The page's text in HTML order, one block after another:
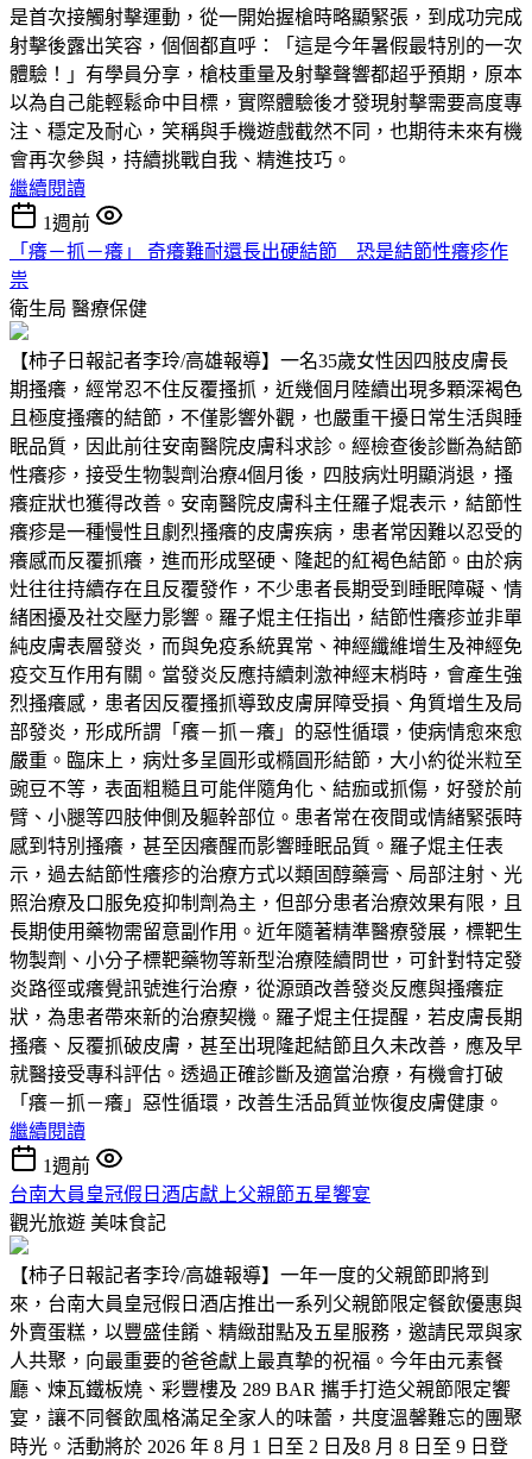
是首次接觸射擊運動，從一開始握槍時略顯緊張，到成功完成
射擊後露出笑容，個個都直呼：「這是今年暑假最特別的一次
體驗！」有學員分享，槍枝重量及射擊聲響都超乎預期，原本
以為自己能輕鬆命中目標，實際體驗後才發現射擊需要高度專
注、穩定及耐心，笑稱與手機遊戲截然不同，也期待未來有機
會再次參與，持續挑戰自我、精進技巧。
繼續閱讀
1週前
「癢－抓－癢」 奇癢難耐還長出硬結節 恐是結節性癢疹作
祟
衛生局 醫療保健
【柿子日報記者李玲/高雄報導】一名35歲女性因四肢皮膚長
期搔癢，經常忍不住反覆搔抓，近幾個月陸續出現多顆深褐色
且極度搔癢的結節，不僅影響外觀，也嚴重干擾日常生活與睡
眠品質，因此前往安南醫院皮膚科求診。經檢查後診斷為結節
性癢疹，接受生物製劑治療4個月後，四肢病灶明顯消退，搔
癢症狀也獲得改善。安南醫院皮膚科主任羅子焜表示，結節性
癢疹是一種慢性且劇烈搔癢的皮膚疾病，患者常因難以忍受的
癢感而反覆抓癢，進而形成堅硬、隆起的紅褐色結節。由於病
灶往往持續存在且反覆發作，不少患者長期受到睡眠障礙、情
緒困擾及社交壓力影響。羅子焜主任指出，結節性癢疹並非單
純皮膚表層發炎，而與免疫系統異常、神經纖維增生及神經免
疫交互作用有關。當發炎反應持續刺激神經末梢時，會產生強
烈搔癢感，患者因反覆搔抓導致皮膚屏障受損、角質增生及局
部發炎，形成所謂「癢－抓－癢」的惡性循環，使病情愈來愈
嚴重。臨床上，病灶多呈圓形或橢圓形結節，大小約從米粒至
豌豆不等，表面粗糙且可能伴隨角化、結痂或抓傷，好發於前
臂、小腿等四肢伸側及軀幹部位。患者常在夜間或情緒緊張時
感到特別搔癢，甚至因癢醒而影響睡眠品質。羅子焜主任表
示，過去結節性癢疹的治療方式以類固醇藥膏、局部注射、光
照治療及口服免疫抑制劑為主，但部分患者治療效果有限，且
長期使用藥物需留意副作用。近年隨著精準醫療發展，標靶生
物製劑、小分子標靶藥物等新型治療陸續問世，可針對特定發
炎路徑或癢覺訊號進行治療，從源頭改善發炎反應與搔癢症
狀，為患者帶來新的治療契機。羅子焜主任提醒，若皮膚長期
搔癢、反覆抓破皮膚，甚至出現隆起結節且久未改善，應及早
就醫接受專科評估。透過正確診斷及適當治療，有機會打破
「癢－抓－癢」惡性循環，改善生活品質並恢復皮膚健康。
繼續閱讀
1週前
台南大員皇冠假日酒店獻上父親節五星饗宴
觀光旅遊 美味食記
【柿子日報記者李玲/高雄報導】一年一度的父親節即將到
來，台南大員皇冠假日酒店推出一系列父親節限定餐飲優惠與
外賣蛋糕，以豐盛佳餚、精緻甜點及五星服務，邀請民眾與家
人共聚，向最重要的爸爸獻上最真摯的祝福。今年由元素餐
廳、煉瓦鐵板燒、彩豐樓及 289 BAR 攜手打造父親節限定饗
宴，讓不同餐飲風格滿足全家人的味蕾，共度溫馨難忘的團聚
時光。活動將於 2026 年 8 月 1 日至 2 日及8 月 8 日至 9 日登